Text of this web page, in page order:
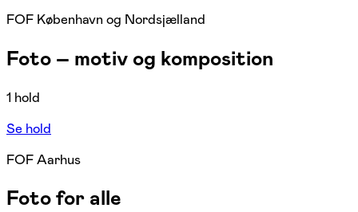
FOF København og Nordsjælland
Foto – motiv og komposition
1 hold
Se hold
FOF Aarhus
Foto for alle